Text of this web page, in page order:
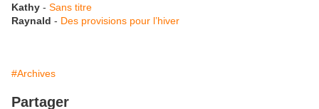
Kathy - Sans titre
Raynald - Des provisions pour l’hiver
#Archives
Partager